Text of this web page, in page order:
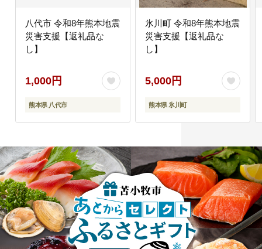
八代市 令和8年熊本地震
災害支援【返礼品な
し】
1,000円
熊本県 八代市
氷川町 令和8年熊本地震
災害支援【返礼品な
し】
5,000円
熊本県 氷川町